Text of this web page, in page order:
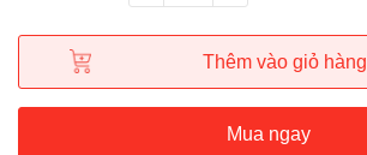
Thêm vào giỏ hàng
Mua ngay